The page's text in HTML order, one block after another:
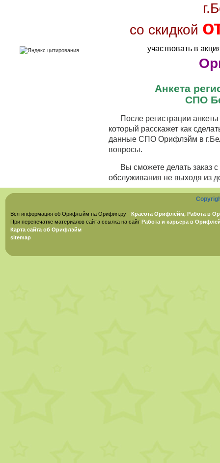
со скидкой
участвовать в
Анкета
СПО
После регистрации
который расскажет как
данные СПО Орифлэйм в
вопросы.
Вы сможете делать заказ
обслуживания не выходя из
Вся информация об Орифлэйм на Орифия.ру - Красота Орифлейм, Работа в
При перепечатке материалов сайта ссылка на сайт Работа и карьера в
Карта сайта об Орифлэйм
sitemap